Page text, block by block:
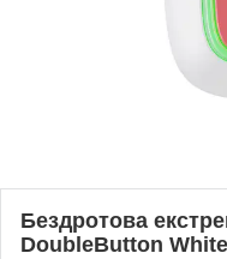
Бездротова
DoubleButton